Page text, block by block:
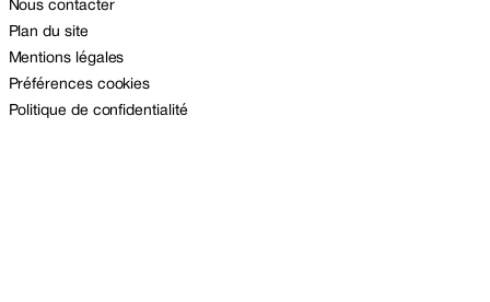
Nous contacter
Plan du site
Mentions légales
Préférences cookies
Politique de confidentialité